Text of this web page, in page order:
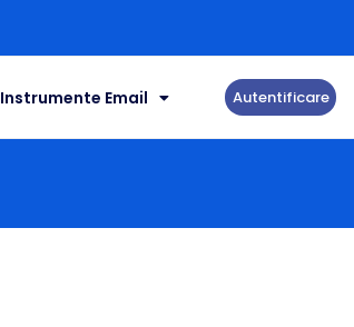
Instrumente Email Autentificare